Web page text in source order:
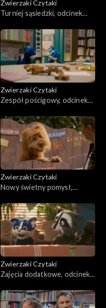
Zwierzaki Czytaki
Turniej sąsiedzki, odcinek
Zwierzaki Czytaki
Zespół pościgowy, odcinek
Zwierzaki Czytaki
Nowy świetny pomysł,
Zwierzaki Czytaki
Zajęcia dodatkowe, odcinek